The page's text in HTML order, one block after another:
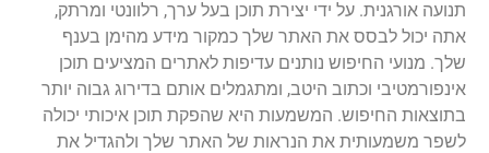
תנועה אורגנית. על ידי יצירת תוכן בעל ערך, רלוונטי ומרתק,
אתה יכול לבסס את האתר שלך כמקור מידע מהימן בענף
שלך. מנועי החיפוש נותנים עדיפות לאתרים המציעים תוכן
אינפורמטיבי וכתוב היטב, ומתגמלים אותם בדירוג גבוה יותר
בתוצאות החיפוש. המשמעות היא שהפקת תוכן איכותי יכולה
לשפר משמעותית את הנראות של האתר שלך ולהגדיל את